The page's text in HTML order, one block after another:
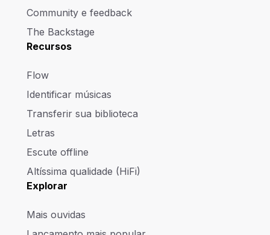
Community e feedback
The Backstage
Recursos
Flow
Identificar músicas
Transferir sua biblioteca
Letras
Escute offline
Altíssima qualidade (HiFi)
Explorar
Mais ouvidas